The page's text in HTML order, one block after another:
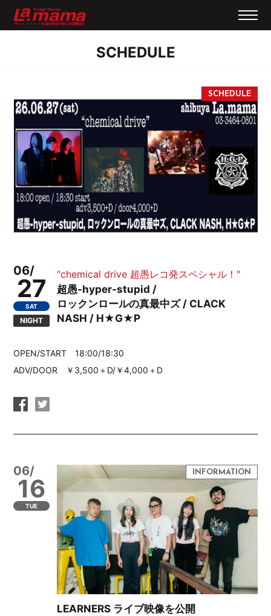
SCHEDULE
06/
27
SAT
NIGHT
"chemical drive 超愚レコ発スペシャル！"
超愚-hyper-stupid /
ロックンロールの真最中ズ / CLACK
NASH / H★G★P
OPEN/START 18:00/18:30
ADV/DOOR ￥3,500＋D/￥4,000＋D
06/
16
TUE
LEARNERS ライブ映像を公開